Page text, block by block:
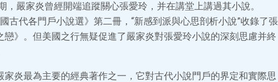
嚴家炎曾經開端追蹤關心張愛玲，并在講堂上講過其小說。
古代各門戶小說選》第二冊，“新感到派與心思剖析小說”收錄了張
》。但美國之行無疑促進了嚴家炎對張愛玲小說的深刻思慮并終
家炎最為主要的經典著作之一，它對古代小說門戶的界定和實際思